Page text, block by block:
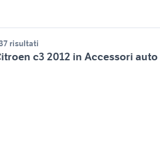
risultati
c3 2012 in Accessori auto